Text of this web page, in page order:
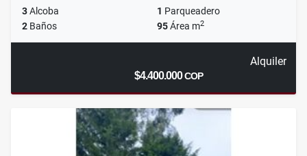
3Alcoba 1 Parqueadero
2 Baños 95Área m2
Alquiler
$4.400.000COP